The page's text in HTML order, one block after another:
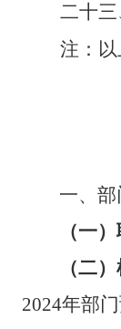
二十三
注：以
一、
（一
（二
2024年部门